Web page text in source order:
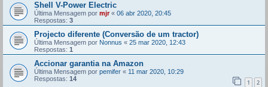
Shell V-Power Electric
Última Mensagem por mjr« 06 abr 2020, 20:45
Respostas: 3
Projecto diferente (Conversão de um tractor)
Última Mensagem por Nonnus « 25 mar 2020, 12:43
Respostas: 1
Accionar garantia na Amazon
Última Mensagem por pemifer « 11 mar 2020, 10:29
Respostas: 14 1 2